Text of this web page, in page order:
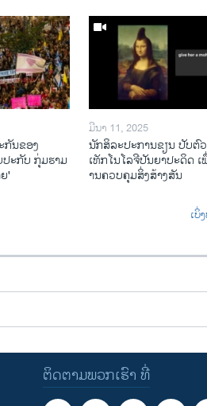
ກັນຂອງ
ະກັບ ກຸ່ມຮາມ
'
ມີນາ 11, 2025
ນັກ​ສິ​ລະ​ປະ​ການ​ຂຽນ ປັບ​ຕົ
ເທັກ​ໂນ​ໂລ​ຈີ​ປັນ​ຍາ​ປະ​ດິດ
ານ​ຄວບ​ຄຸມ​ສິ່ງ​ສ້າງ​ສັນ
ເບິ່
ຕິດຕາມພວກເຮົາ ທີ່